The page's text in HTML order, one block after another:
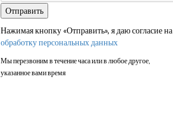
Нажимая кнопку «Отправить», я даю согласие на
обработку персональных данных
Мы перезвоним в течение часа или в любое другое,
указанное вами время